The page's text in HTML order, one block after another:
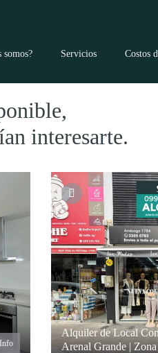
somos? Servicios Costos
interesarte.
Alquiler de Local
Arenal Grande |